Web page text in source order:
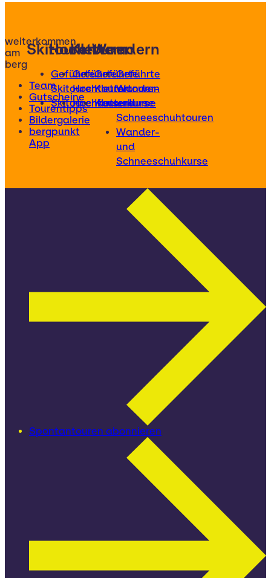
weiterkommen
am
berg
Team
Gutscheine
Tourentipps
Bildergalerie
bergpunkt
App
Skitouren
Geführte
Skitouren
Skitourenkurse
Hochtouren
Geführte
Hochtouren
Hochtourenkurse
Klettern
Geführte
Klettertouren
Kletterkurse
Wandern
Geführte
Wander-
und
Schneeschuhtouren
Wander-
und
Schneeschuhkurse
Spontantouren abonnieren